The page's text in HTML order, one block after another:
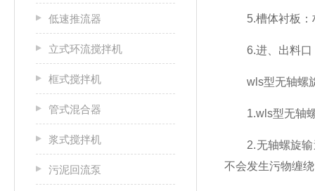
低速推流器
立式环流搅拌机
框式搅拌机
管式混合器
浆式搅拌机
污泥回流泵
5.槽体衬板：
6.进、出料口：
wls型无轴螺旋
1.wls型无轴螺
2.无轴螺旋输送
不会发生污物缠